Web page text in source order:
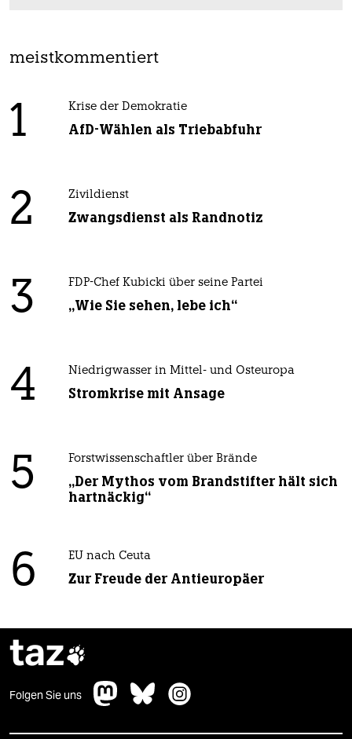
meistkommentiert
1 Krise der Demokratie
AfD-Wählen als Triebabfuhr
2 Zivildienst
Zwangsdienst als Randnotiz
3 FDP-Chef Kubicki über seine Partei
„Wie Sie sehen, lebe ich“
4 Niedrigwasser in Mittel- und Osteuropa
Stromkrise mit Ansage
5 Forstwissenschaftler über Brände
„Der Mythos vom Brandstifter hält sich
hartnäckig“
6 EU nach Ceuta
Zur Freude der Antieuropäer
taz
Folgen Sie uns